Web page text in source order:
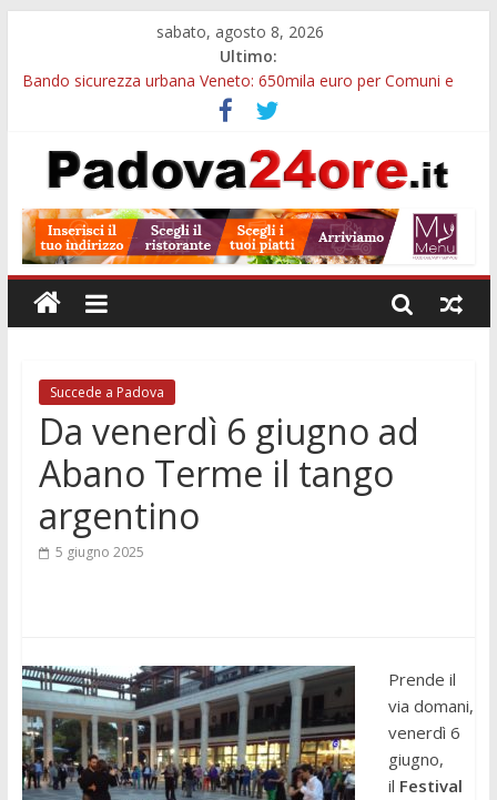
sabato, agosto 8, 2026
Ultimo:
Bando sicurezza urbana Veneto: 650mila euro per Comuni e
Restauro 2026, chiuse le domande: 2,5 milioni per formare
nuove competenze in Veneto
Calici di Stelle Arzergrande: astronomia, musica e sapori al
Notizie di Padova alle ore 10: censimento a Monselice, arresto
antidroga e siccità
Notizie di Padova alle ore 23: maltrattamenti, arresto a
Limena e progetto Cool Shop
Succede a Padova
Da venerdì 6 giugno ad
Abano Terme il tango
argentino
5 giugno 2025
Prende il
via domani,
venerdì 6
giugno,
il Festival